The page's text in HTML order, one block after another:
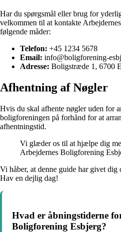
Har du spørgsmål eller brug for
velkommen til at kontakte
følgende måder:
Telefon: +45 1234 5678
Email: info@boligforening-
Adresse: Boligstræde 1, 6700
Afhentning af Nøgler
Hvis du skal afhente nøgler uden for
boligforeningen på forhånd for at
afhentningstid.
Vi glæder os til at hjælpe dig
Arbejdernes Boligforening
Vi håber, at denne guide har givet
Hav en dejlig dag!
Hvad er åbningstiderne
Boligforening Esbjerg?